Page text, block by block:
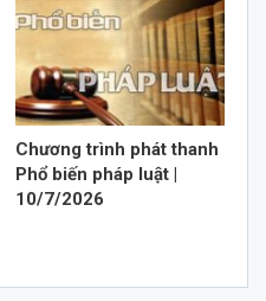
Chương trình phát thanh
Phổ biến pháp luật |
10/7/2026